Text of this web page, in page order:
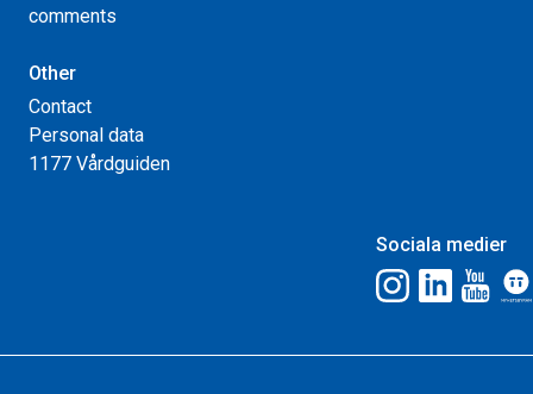
comments
Other
Contact
Personal data
1177 Vårdguiden
Sociala medier